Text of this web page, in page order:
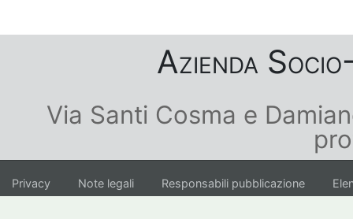
Azienda
Via Santi Cosma e
Privacy Note legali Responsabili pubblicazione